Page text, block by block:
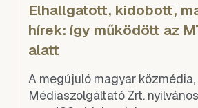
Elhallgatott, kidobott,
hírek: így működött az
alatt
A megújuló magyar közmédia,
Médiaszolgáltató Zrt.